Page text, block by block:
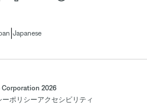
Japanese
2026
ーポリシーアクセシビリティ